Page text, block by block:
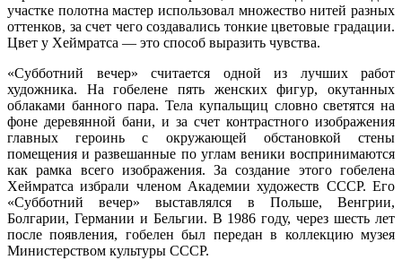
участке полотна мастер использовал множество нитей разных
оттенков, за счет чего создавались тонкие цветовые градации.
Цвет у Хеймратса — это способ выразить чувства.
«Субботний вечер» считается одной из лучших работ
художника. На гобелене пять женских фигур, окутанных
облаками банного пара. Тела купальщиц словно светятся на
фоне деревянной бани, и за счет контрастного изображения
главных героинь с окружающей обстановкой стены
помещения и развешанные по углам веники воспринимаются
как рамка всего изображения. За создание этого гобелена
Хеймратса избрали членом Академии художеств СССР. Его
«Субботний вечер» выставлялся в Польше, Венгрии,
Болгарии, Германии и Бельгии. В 1986 году, через шесть лет
после появления, гобелен был передан в коллекцию музея
Министерством культуры СССР.